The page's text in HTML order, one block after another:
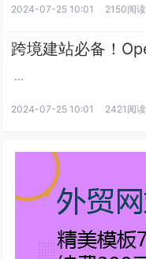
2024-07-25 10:01 2150阅读
...
2024-07-25 10:01 2421阅读